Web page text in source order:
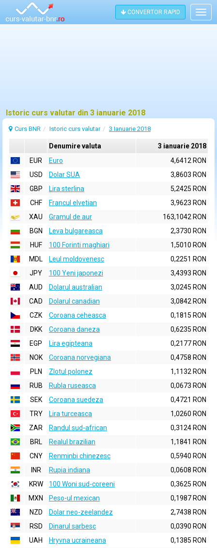
CONVERTOR RAPID
Istoric curs valutar din 3 ianuarie 2018
Curs BNR Istoric curs valutar 3 Ianuarie 2018
Denumire valuta
3 ianuarie 2018
EUR
Euro
4,6412 RON
USD
Dolar SUA
3,8603 RON
GBP
Lira sterlina
5,2425 RON
CHF
Francul elvetian
3,9623 RON
XAU
Gramul de aur
163,1042 RON
BGN
Leva bulgareasca
2,3730 RON
HUF
100 Forinti maghiari
1,5010 RON
MDL
Leul moldovenesc
0,2251 RON
JPY
100 Yeni japonezi
3,4393 RON
AUD
Dolarul australian
3,0245 RON
CAD
Dolarul canadian
3,0842 RON
CZK
Coroana ceheasca
0,1815 RON
DKK
Coroana daneza
0,6235 RON
EGP
Lira egipteana
0,2177 RON
NOK
Coroana norvegiana
0,4758 RON
PLN
Zlotul polonez
1,1132 RON
RUB
Rubla ruseasca
0,0673 RON
SEK
Coroana suedeza
0,4721 RON
TRY
Lira turceasca
1,0260 RON
ZAR
Randul sud-african
0,3124 RON
BRL
Realul brazilian
1,1841 RON
CNY
Renminbi chinezesc
0,5940 RON
INR
Rupia indiana
0,0608 RON
KRW
100 Woni sud-coreeni
0,3625 RON
MXN
Peso-ul mexican
0,1987 RON
NZD
Dolar neo-zeelandez
2,7438 RON
RSD
Dinarul sarbesc
0,0390 RON
UAH
Hryvna ucraineana
0,1385 RON